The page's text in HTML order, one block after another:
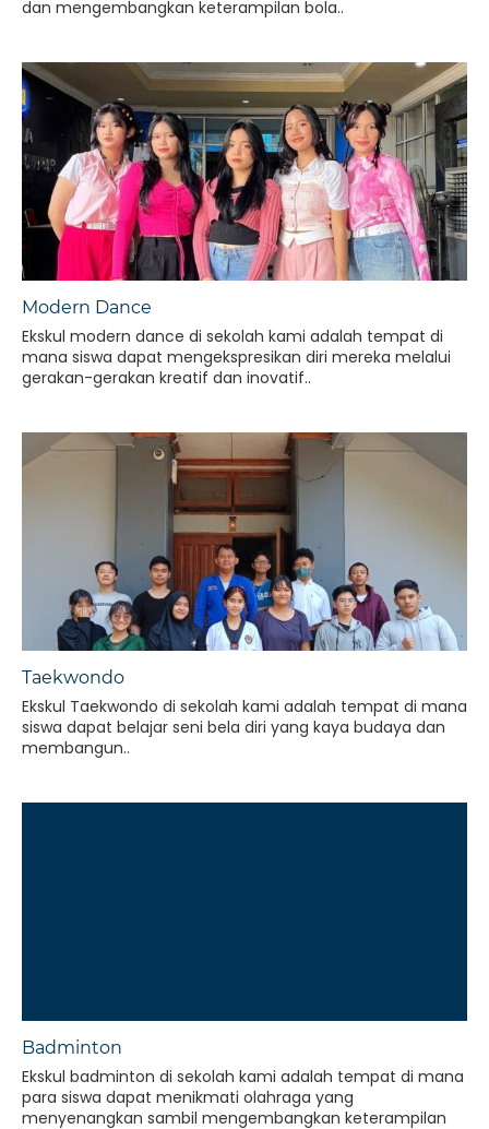
dan mengembangkan keterampilan bola..
Modern Dance
Ekskul modern dance di sekolah kami adalah tempat di
mana siswa dapat mengekspresikan diri mereka melalui
gerakan-gerakan kreatif dan inovatif..
Taekwondo
Ekskul Taekwondo di sekolah kami adalah tempat di mana
siswa dapat belajar seni bela diri yang kaya budaya dan
membangun..
Badminton
Ekskul badminton di sekolah kami adalah tempat di mana
para siswa dapat menikmati olahraga yang
menyenangkan sambil mengembangkan keterampilan